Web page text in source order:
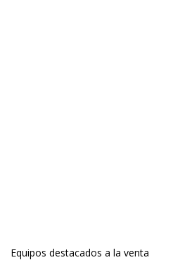
Equipos destacados a la venta